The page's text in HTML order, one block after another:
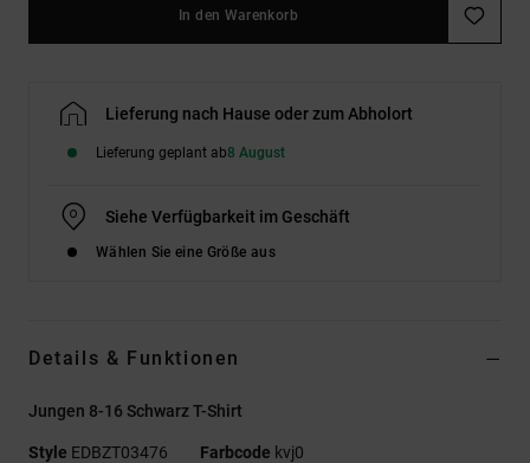
In den Warenkorb
Lieferung nach Hause oder zum Abholort
Lieferung geplant ab8 August
Siehe Verfügbarkeit im Geschäft
Wählen Sie eine Größe aus
Details & Funktionen
Jungen 8-16 Schwarz T-Shirt
Style EDBZT03476 Farbcode kvj0